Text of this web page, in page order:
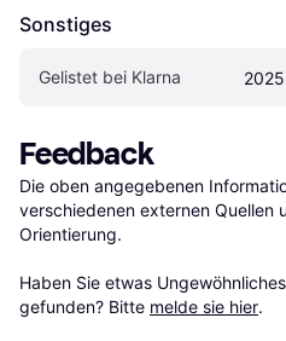
Sonstiges
Gelistet bei Klarna
Feedback
Die oben angegebenen
verschiedenen externen Quellen
Orientierung.
Haben Sie etwas
gefunden? Bitte melde sie hier.